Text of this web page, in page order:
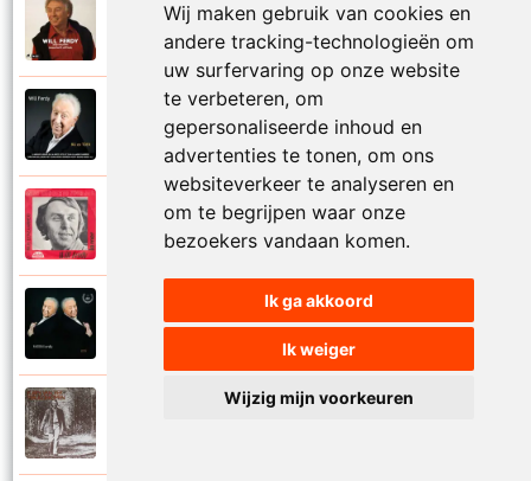
Wij maken gebruik van cookies en
andere tracking-technologieën om
uw surfervaring op onze website
te verbeteren, om
gepersonaliseerde inhoud en
advertenties te tonen, om ons
websiteverkeer te analyseren en
om te begrijpen waar onze
bezoekers vandaan komen.
Ik ga akkoord
Ik weiger
Wijzig mijn voorkeuren
Will Ferdy
Met alleen maar de liefde
Will Ferdy
Mijmeren
Will Ferdy
Mijn concerto voor jou
Mijn kinderen
2008